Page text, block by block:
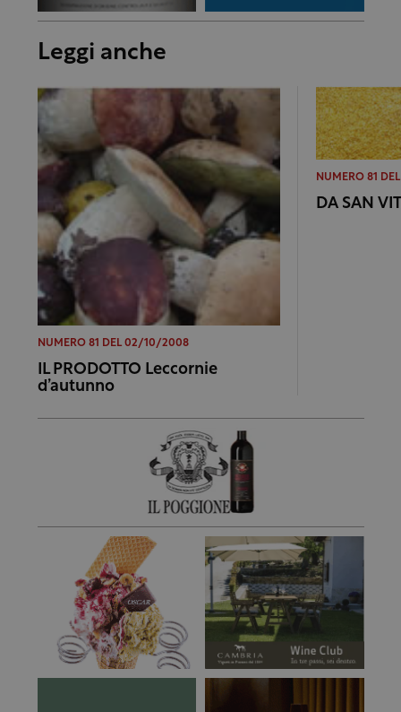
Leggi anche
NUMERO 81 DEL 02/10/2008
IL PRODOTTO Leccornie
d’autunno
NUMERO 81
DA SAN